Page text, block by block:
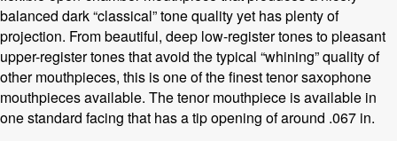
balanced dark “classical” tone quality yet has plenty of
projection. From beautiful, deep low-register tones to pleasant
upper-register tones that avoid the typical “whining” quality of
other mouthpieces, this is one of the finest tenor saxophone
mouthpieces available. The tenor mouthpiece is available in
one standard facing that has a tip opening of around .067 in.